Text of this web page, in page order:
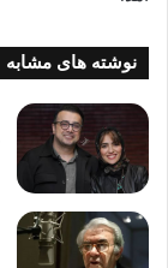
نوشته های مشابه